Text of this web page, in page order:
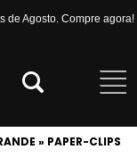
de Agosto. Compre agora!
» PAPER-CLIPS